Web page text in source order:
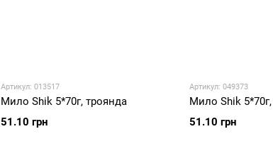
Артикул: 013517
Мило Shik 5*70г, троянда
51.10 грн
Артикул: 049373
Мило Shik
51.10 грн